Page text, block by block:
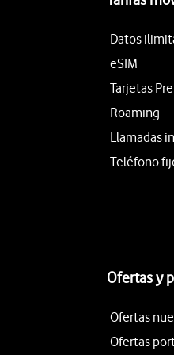
Datos
eSIM
Tarjetas
Roaming
Llamadas
Teléfono
Ofertas y
Ofertas
Ofertas